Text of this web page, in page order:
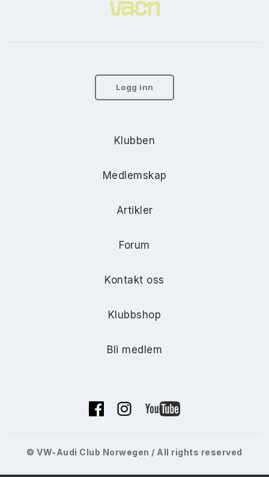
Logg inn
Klubben
Medlemskap
Artikler
Forum
Kontakt oss
Klubbshop
Bli medlem
© VW-Audi Club Norwegen / All rights reserved